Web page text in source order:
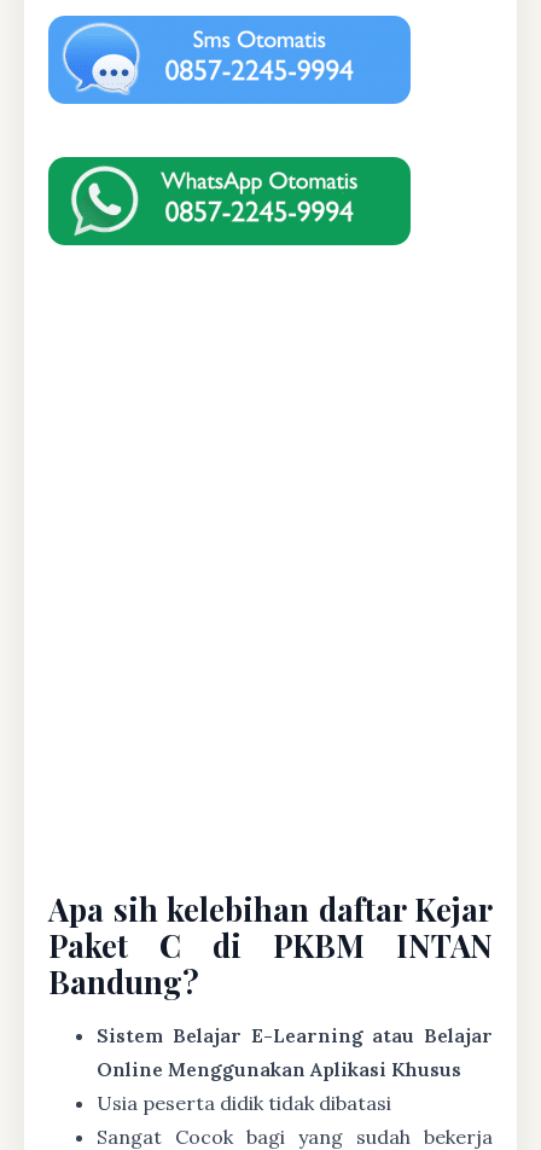
Apa sih kelebihan daftar Kejar
Paket C di PKBM INTAN
Bandung?
Sistem Belajar E-Learning atau Belajar
Online Menggunakan Aplikasi Khusus
Usia peserta didik tidak dibatasi
Sangat Cocok bagi yang sudah bekerja